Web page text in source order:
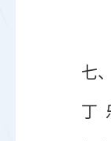
七
丁